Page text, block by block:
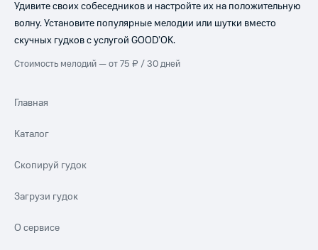
Удивите своих собеседников и настройте их на положительную
волну. Установите популярные мелодии или шутки вместо
скучных гудков с услугой GOOD’OK.
Стоимость мелодий — от 75 ₽ / 30 дней
Главная
Каталог
Скопируй гудок
Загрузи гудок
О сервисе